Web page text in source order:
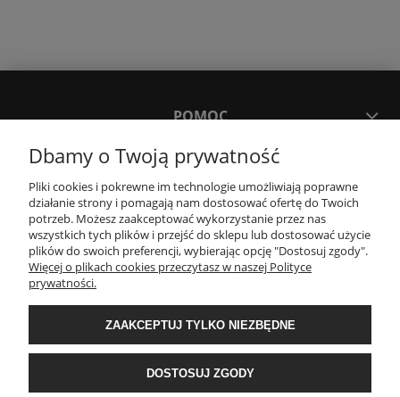
POMOC
MOJE KONTO
PŁATNOŚCI I DOSTAWA
Wyposażenie łazienek Łazienki.eco | Pawła 23, 41-708 Ruda Śląska | E-mail:
sklep@lazienki.eco | Tel.: 600 012 164 lub 600 012 159 | TGS Przemysław
Stoń | NIP: 6312213594 | REGON: 276403698
Dbamy o Twoją prywatność
Pliki cookies i pokrewne im technologie umożliwiają poprawne
działanie strony i pomagają nam dostosować ofertę do Twoich
potrzeb. Możesz zaakceptować wykorzystanie przez nas
wszystkich tych plików i przejść do sklepu lub dostosować użycie
plików do swoich preferencji, wybierając opcję "Dostosuj zgody".
Więcej o plikach cookies przeczytasz w naszej Polityce
prywatności.
ZAAKCEPTUJ TYLKO NIEZBĘDNE
DOSTOSUJ ZGODY